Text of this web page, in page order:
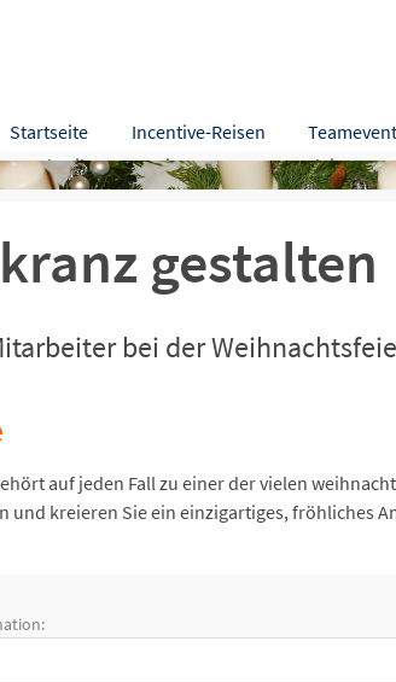
Startseite Incentive-Reisen
gestalten
bei der
Beschreibung Leistungen
auf jeden Fall zu einer der vielen
und kreieren Sie ein einzigartiges, fröhliches